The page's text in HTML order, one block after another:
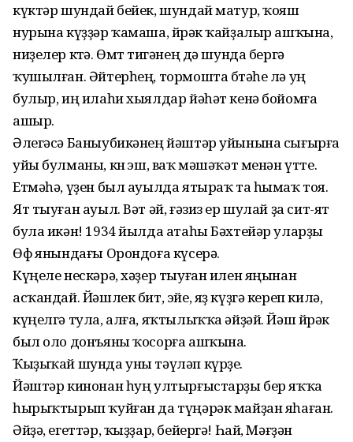
күктәр шундай бейек, шундай матур, ҡояш
нурына күҙҙәр ҡамаша, йөрәк ҡайҙалыр ашҡына,
ниҙелер көтә. Өмөт тигәнең дә шунда бергә
ҡушылған. Әйтерһең, тормошта бөтәһе лә уң
булыр, иң илаһи хыялдар йәһәт кенә бойомға
ашыр.
Әлегәсә Баныубикәнең йәштәр уйынына сығырға
уйы булманы, көнө эш, ваҡ мәшәҡәт менән үтте.
Етмәһә, үҙен был ауылда ятыраҡ та һымаҡ тоя.
Ят тыуған ауыл. Вәт әй, ғәзиз ер шулай ҙа сит-ят
була икән! 1934 йылда атаһы Бәхтейәр уларҙы
Өфө янындағы Орондоға күсерә.
Күңеле нескәрә, хәҙер тыуған илен яңынан
асҡандай. Йәшлек бит, эйе, яҙ күҙгә кереп килә,
күңелгә тула, алға, яҡтылыҡҡа әйҙәй. Йәш йөрәк
был оло донъяны ҡосорға ашҡына.
Ҡыҙыҡай шунда уны тәүләп күрҙе.
Йәштәр кинонан һуң ултырғыстарҙы бер яҡҡа
һырыҡтырып ҡуйған да түңәрәк майҙан яһаған.
Әйҙә, егеттәр, ҡыҙҙар, бейергә! Һай, Мәғҙән